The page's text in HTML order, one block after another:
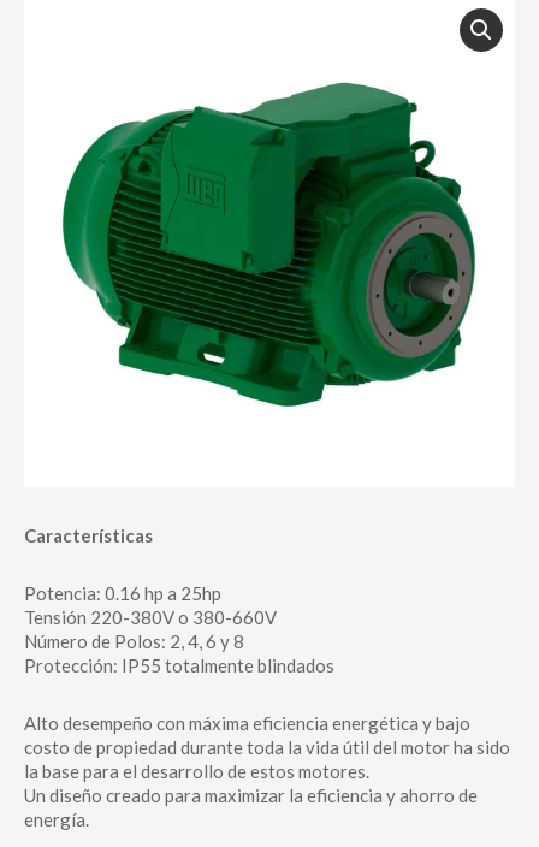
Características
Potencia: 0.16 hp a 25hp
Tensión 220-380V o 380-660V
Número de Polos: 2, 4, 6 y 8
Protección: IP55 totalmente blindados
Alto desempeño con máxima eficiencia energética y bajo
costo de propiedad durante toda la vida útil del motor ha sido
la base para el desarrollo de estos motores.
Un diseño creado para maximizar la eficiencia y ahorro de
energía.